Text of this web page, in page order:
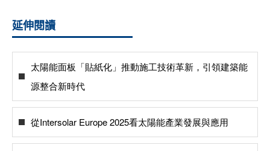
延伸閱讀
太陽能面板「貼紙化」推動施工技術革新，引領建築能
源整合新時代
從Intersolar Europe 2025看太陽能產業發展與應用